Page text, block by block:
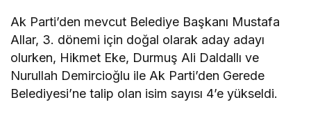
Ak Parti’den mevcut Belediye Başkanı Mustafa
Allar, 3. dönemi için doğal olarak aday adayı
olurken, Hikmet Eke, Durmuş Ali Daldallı ve
Nurullah Demircioğlu ile Ak Parti’den Gerede
Belediyesi’ne talip olan isim sayısı 4’e yükseldi.